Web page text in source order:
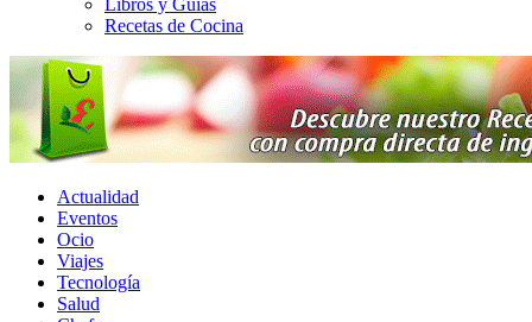
Libros y Guías
Recetas de Cocina
Actualidad
Eventos
Ocio
Viajes
Tecnología
Salud